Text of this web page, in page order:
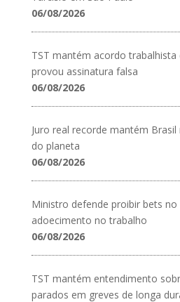
06/08/2026
TST mantém acordo
provou assinatura falsa
06/08/2026
Juro real recorde mantém
do planeta
06/08/2026
Ministro defende proibir bets
adoecimento no trabalho
06/08/2026
TST mantém entendimento
parados em greves de longa